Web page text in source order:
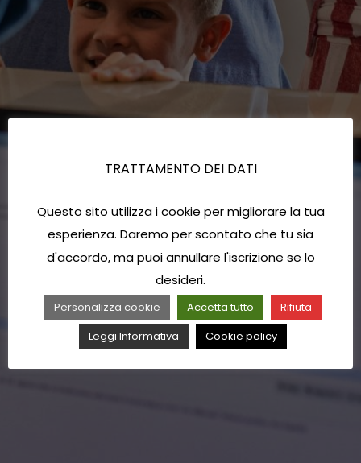
TRATTAMENTO DEI DATI
Questo sito utilizza i cookie per migliorare la tua
esperienza. Daremo per scontato che tu sia
d'accordo, ma puoi annullare l'iscrizione se lo
desideri.
Personalizza cookie Accetta tutto
Rifiuta
Leggi Informativa
Cookie policy